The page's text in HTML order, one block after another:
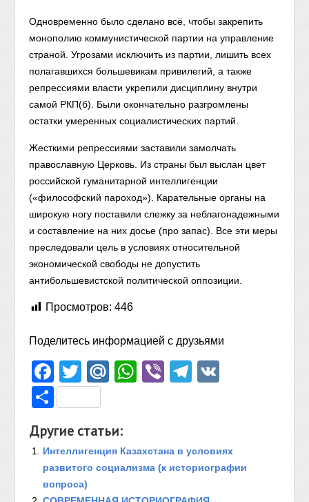
Одновременно было сделано всё, чтобы закрепить
монополию коммунистической партии на управление
страной. Угрозами исключить из партии, лишить всех
полагавшихся большевикам привилегий, а также
репрессиями власти укрепили дисциплину внутри
самой РКП(б). Были окончательно разгромлены
остатки умеренных социалистических партий.
Жесткими репрессиями заставили замолчать
православную Церковь. Из страны был выслан цвет
российской гуманитарной интеллигенции
(«философский пароход»). Карательные органы на
широкую ногу поставили слежку за неблагонадежными
и составление на них досье (про запас). Все эти меры
преследовали цель в условиях относительной
экономической свободы не допустить
антибольшевистской политической оппозиции.
Просмотров: 446
Поделитесь информацией с друзьями
Facebook
TwitterMail.Ru
WhatsApp
ViberTelegram
Отправить
Другие статьи:
Интеллигенция Казахстана в условиях
развитого социализма (к историографии
вопроса)